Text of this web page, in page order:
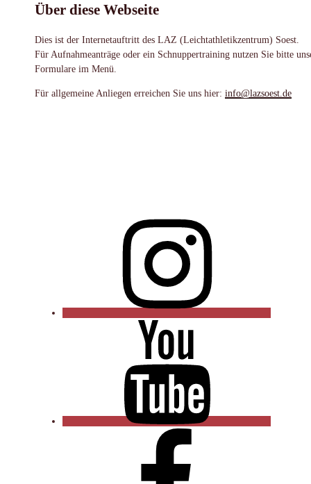
Über diese Webseite
Dies ist der Internetauftritt des LAZ (Leichtathletikzentrum) Soest.
Für Aufnahmeanträge oder ein Schnuppertraining nutzen Sie bitte
Formulare im Menü.
Für allgemeine Anliegen erreichen Sie uns hier: info@lazsoest.de